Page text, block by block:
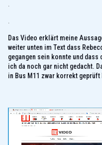
.
.
Das Video erklärt meine
weiter unten im Text dass
gegangen sein konnte und dass
ich da noch gar nicht gedacht.
in Bus M11 zwar korrekt